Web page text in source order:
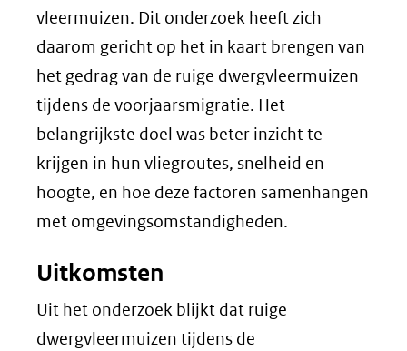
vleermuizen. Dit onderzoek heeft zich
daarom gericht op het in kaart brengen van
het gedrag van de ruige dwergvleermuizen
tijdens de voorjaarsmigratie. Het
belangrijkste doel was beter inzicht te
krijgen in hun vliegroutes, snelheid en
hoogte, en hoe deze factoren samenhangen
met omgevingsomstandigheden.
Uitkomsten
Uit het onderzoek blijkt dat ruige
dwergvleermuizen tijdens de